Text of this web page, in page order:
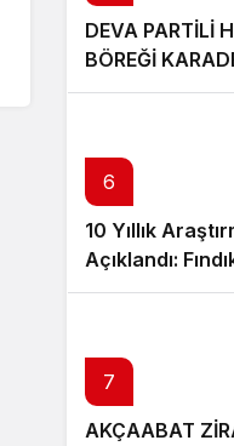
DEVA PARTİLİ
BÖREĞİ
KİMLİĞİ
6
10 Yıllık
Açıklandı:
Rakım
7
AKÇAABAT